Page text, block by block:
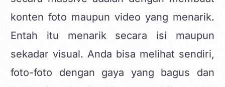
konten foto maupun video yang menarik.
Entah itu menarik secara isi maupun
sekadar visual. Anda bisa melihat sendiri,
foto-foto dengan gaya yang bagus dan